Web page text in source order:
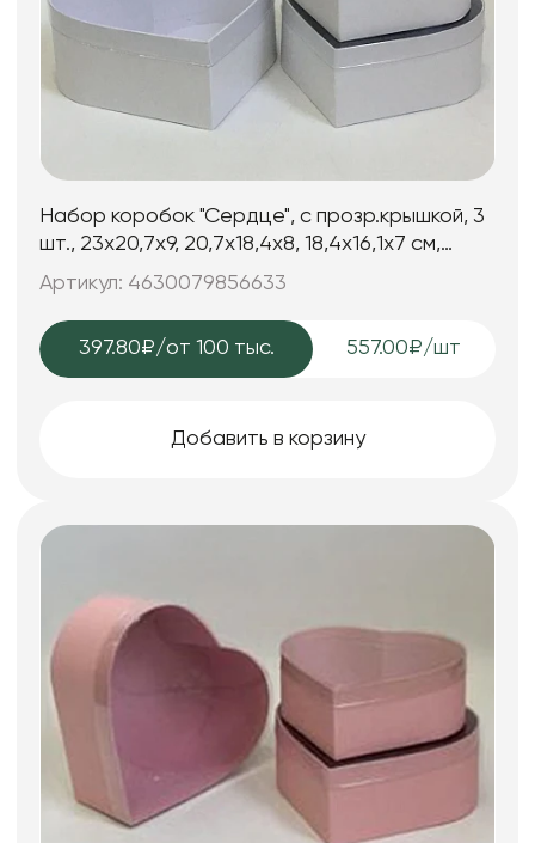
Набор коробок "Сердце", с прозр.крышкой, 3
шт., 23x20,7x9, 20,7x18,4x8, 18,4x16,1x7 см,
белый
Артикул: 4630079856633
397.80₽/от 100 тыс. 557.00₽/шт
Добавить в корзину